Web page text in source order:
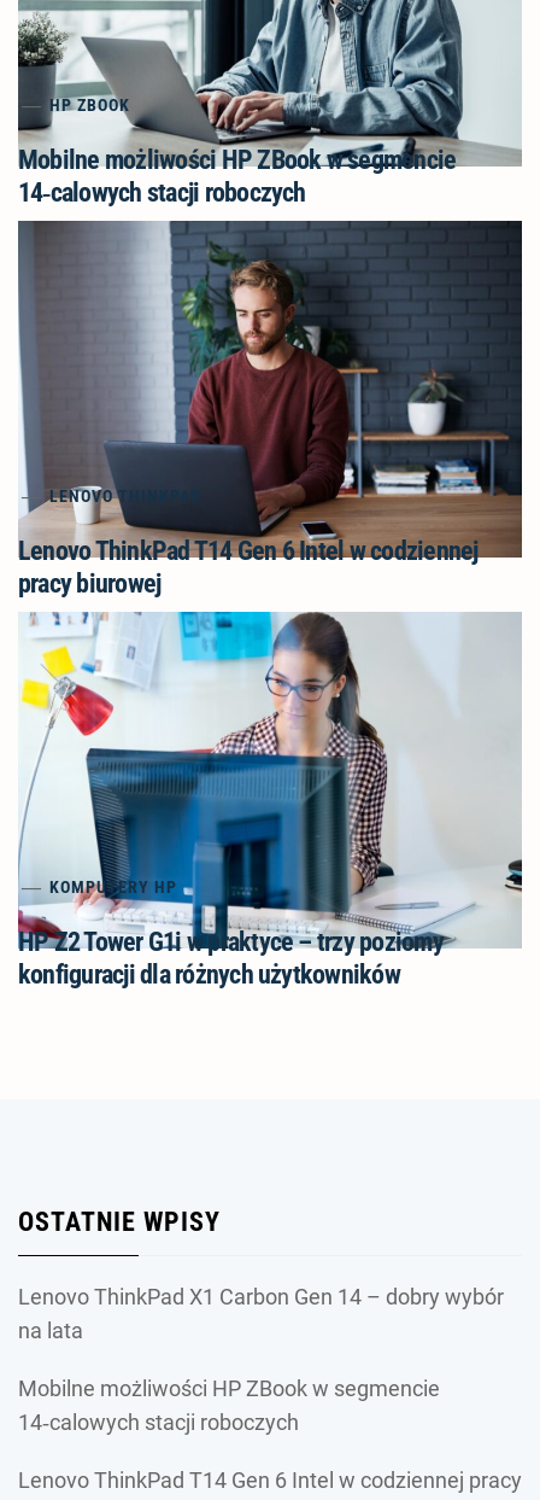
HP ZBOOK
Mobilne możliwości HP ZBook w segmencie
14‑calowych stacji roboczych
LENOVO THINKPAD
Lenovo ThinkPad T14 Gen 6 Intel w codziennej
pracy biurowej
KOMPUTERY HP
HP Z2 Tower G1i w praktyce – trzy poziomy
konfiguracji dla różnych użytkowników
OSTATNIE WPISY
Lenovo ThinkPad X1 Carbon Gen 14 – dobry wybór
na lata
Mobilne możliwości HP ZBook w segmencie
14‑calowych stacji roboczych
Lenovo ThinkPad T14 Gen 6 Intel w codziennej pracy